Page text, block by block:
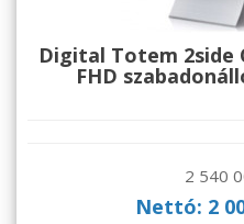
Digital Totem 2side
FHD
2 540
Nettó: 2